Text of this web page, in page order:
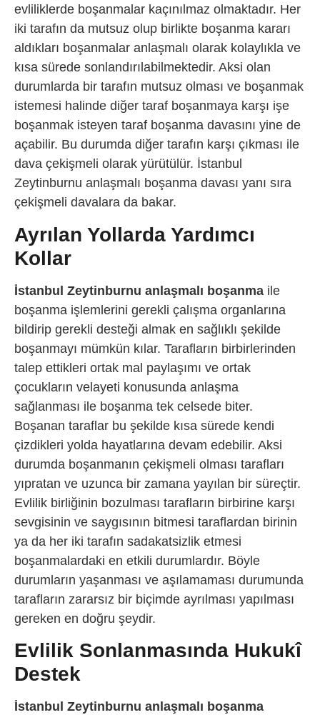
evliliklerde boşanmalar kaçınılmaz olmaktadır. Her
iki tarafın da mutsuz olup birlikte boşanma kararı
aldıkları boşanmalar anlaşmalı olarak kolaylıkla ve
kısa sürede sonlandırılabilmektedir. Aksi olan
durumlarda bir tarafın mutsuz olması ve boşanmak
istemesi halinde diğer taraf boşanmaya karşı işe
boşanmak isteyen taraf boşanma davasını yine de
açabilir. Bu durumda diğer tarafın karşı çıkması ile
dava çekişmeli olarak yürütülür. İstanbul
Zeytinburnu anlaşmalı boşanma davası yanı sıra
çekişmeli davalara da bakar.
Ayrılan Yollarda Yardımcı
Kollar
İstanbul Zeytinburnu anlaşmalı boşanma ile
boşanma işlemlerini gerekli çalışma organlarına
bildirip gerekli desteği almak en sağlıklı şekilde
boşanmayı mümkün kılar. Tarafların birbirlerinden
talep ettikleri ortak mal paylaşımı ve ortak
çocukların velayeti konusunda anlaşma
sağlanması ile boşanma tek celsede biter.
Boşanan taraflar bu şekilde kısa sürede kendi
çizdikleri yolda hayatlarına devam edebilir. Aksi
durumda boşanmanın çekişmeli olması tarafları
yıpratan ve uzunca bir zamana yayılan bir süreçtir.
Evlilik birliğinin bozulması tarafların birbirine karşı
sevgisinin ve saygısının bitmesi taraflardan birinin
ya da her iki tarafın sadakatsizlik etmesi
boşanmalardaki en etkili durumlardır. Böyle
durumların yaşanması ve aşılamaması durumunda
tarafların zararsız bir biçimde ayrılması yapılması
gereken en doğru şeydir.
Evlilik Sonlanmasında Hukukî
Destek
İstanbul Zeytinburnu anlaşmalı boşanma